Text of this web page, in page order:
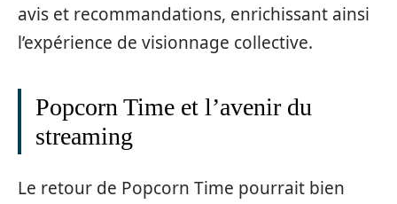
avis et recommandations, enrichissant ainsi
l’expérience de visionnage collective.
Popcorn Time et l’avenir du
streaming
Le retour de Popcorn Time pourrait bien